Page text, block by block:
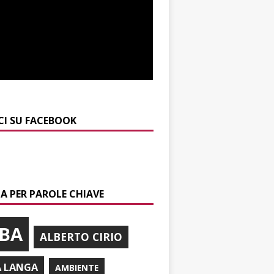
SU FACEBOOK
PER PAROLE CHIAVE
ALBERTO CIRIO
LANGA AMBIENTE